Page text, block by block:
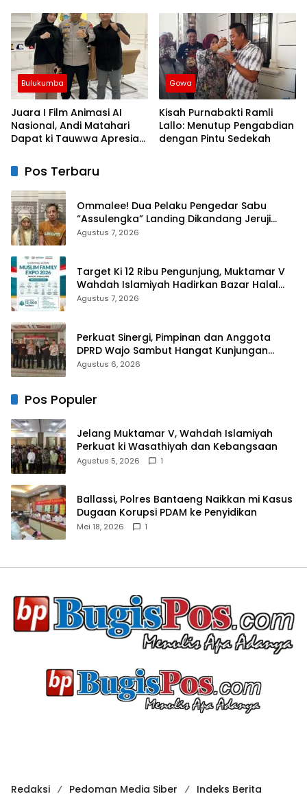
yang Baru
Berbasis RT
Bulukumba
Juara I Film Animasi AI
Nasional, Andi Matahari
Dapat ki Tauwwa Apresiasi
Gowa
Kisah Purnabakti Ramli
Lallo: Menutup Pengabdian
dengan Pintu Sedekah
Pos Terbaru
Ommalee! Dua Pelaku Pengedar Sabu
“Assulengka” Landing Dikandang Jeruji
Polisi
Agustus 7, 2026
Target Ki 12 Ribu Pengunjung, Muktamar V
Wahdah Islamiyah Hadirkan Bazar Halal
dan Muslim Family Expo 2026
Agustus 7, 2026
Perkuat Sinergi, Pimpinan dan Anggota
DPRD Wajo Sambut Hangat Kunjungan
Silaturahmi Kapolres Wajo yang Baru
Agustus 6, 2026
Pos Populer
Jelang Muktamar V, Wahdah Islamiyah
Perkuat ki Wasathiyah dan Kebangsaan
Agustus 5, 2026 1
Ballassi, Polres Bantaeng Naikkan mi Kasus
Dugaan Korupsi PDAM ke Penyidikan
Mei 18, 2026 1
Redaksi Pedoman Media Siber Indeks Berita